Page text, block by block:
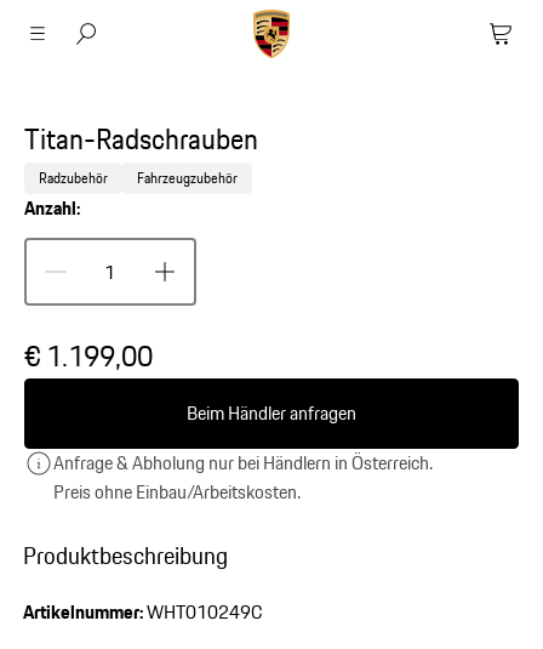
Produktbeschreibung
Artikelnummer:WHT010249C
Titan-Radschrauben
Radzubehör Fahrzeugzubehör
Anzahl:
€ 1.199,00
Beim Händler anfragen
Anfrage & Abholung nur bei Händlern in Österreich.
Preis ohne Einbau/Arbeitskosten.